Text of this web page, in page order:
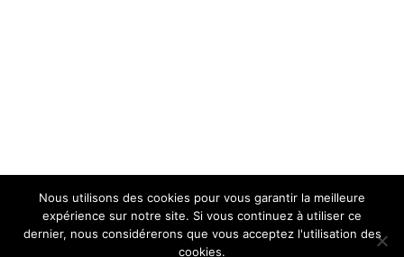
Nous utilisons des cookies pour vous garantir la meilleure
expérience sur notre site. Si vous continuez à utiliser ce
dernier, nous considérerons que vous acceptez l'utilisation des
cookies.